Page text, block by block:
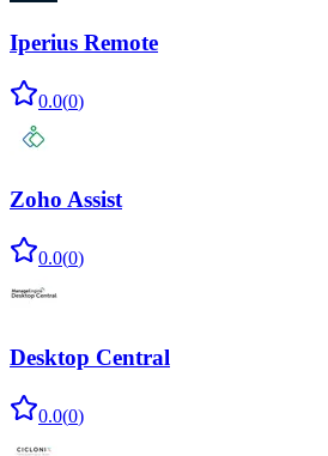
Iperius Remote
0.0(0)
Zoho Assist
0.0(0)
Desktop Central
0.0(0)